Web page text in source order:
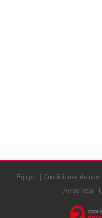
Equipo Condiciones de uso
Aviso legal